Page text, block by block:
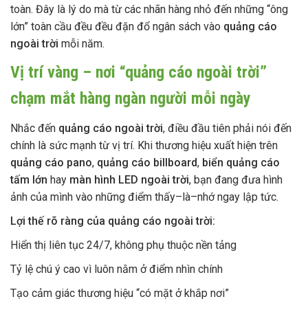
toàn. Đây là lý do mà từ các nhãn hàng nhỏ đến những “ông
lớn” toàn cầu đều đều đặn đổ ngân sách vào quảng cáo
ngoài trời mỗi năm.
Vị trí vàng – nơi “quảng cáo ngoài trời”
chạm mắt hàng ngàn người mỗi ngày
Nhắc đến quảng cáo ngoài trời, điều đầu tiên phải nói đến
chính là sức mạnh từ vị trí. Khi thương hiệu xuất hiện trên
quảng cáo pano, quảng cáo billboard, biển quảng cáo
tấm lớn hay màn hình LED ngoài trời, bạn đang đưa hình
ảnh của mình vào những điểm thấy–là–nhớ ngay lập tức.
Lợi thế rõ ràng của quảng cáo ngoài trời:
Hiển thị liên tục 24/7, không phụ thuộc nền tảng
Tỷ lệ chú ý cao vì luôn nằm ở điểm nhìn chính
Tạo cảm giác thương hiệu “có mặt ở khắp nơi”